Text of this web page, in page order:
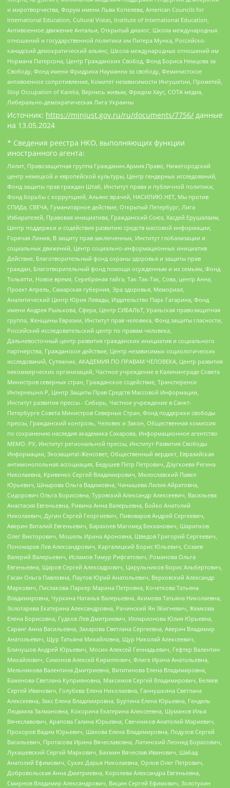
и миротворчества, Форум имени Льва Копелева, American Councils for
International Education, Cultural Vistas, Institute of International Education,
Антивоенное движение Антальи, Открытый диалог, Школа международных
отношений и государственной политики им Питера Мунка, Российско-
канадский демократический альянс, Школа международных отношений им
Нормана Патерсона, Центр Гражданских Свобод, Фонд Бориса Немцова за
Свободу, Фонд имени Фридриха Науманна за свободу, Феминистское
антивоенное сопротивление, Комитет независимости Ингушетии, Прометей,
Stop Occupation of Karelia, Вернись живым, Фридом Хаус, СОТА медиа,
Либерально-демократическая Лига Украины
Источник: https://minjust.gov.ru/ru/documents/7756/ данные
на 13.05.2024
* Сведения реестра НКО, выполняющих функции
иностранного агента:
Лилит, Правозащитная группа Гражданин.Армия.Право, Нижегородский
центр немецкой и европейской культуры, Центр гендерных исследований,
Фонд защиты прав граждан Штаб, Институт права и публичной политики,
Фонд борьбы с коррупцией, Альянс врачей, НАСИЛИЮ.НЕТ, Мы против
СПИДа, СВЕЧА, Гуманитарное действие, Открытый Петербург, Лига
Избирателей, Правовая инициатива, Гражданский Союз, Хасдей Ерушалаим,
Центр поддержки и содействия развитию средств массовой информации,
Горячая Линия, В защиту прав заключенных, Институт глобализации и
социальных движений, Центр социально-информационных инициатив
Действие, Благотворительный фонд охраны здоровья и защиты прав
граждан, Благотворительный фонд помощи осужденным и их семьям, Фонд
Тольятти, Новое время, Серебряная тайга, Так-Так-Так, Сова, центр Анна,
Проект Апрель, Самарская губерния, Эра здоровья, Мемориал,
Аналитический Центр Юрия Левады, Издательство Парк Гагарина, Фонд
имени Андрея Рылькова, Сфера, Центр СИБАЛЬТ, Уральская правозащитная
группа, Женщины Евразии, Институт прав человека, Фонд защиты гласности,
Российский исследовательский центр по правам человека,
Дальневосточный центр развития гражданских инициатив и социального
партнерства, Гражданское действие, Центр независимых социологических
исследований, Сутяжник, АКАДЕМИЯ ПО ПРАВАМ ЧЕЛОВЕКА, Центр развития
некоммерческих организаций, Частное учреждение в Калининграде Совета
Министров северных стран, Гражданское содействие, Трансперенси
Интернешнл-Р, Центр Защиты Прав Средств Массовой Информации,
Институт развития прессы - Сибирь, Частное учреждение в Санкт-
Петербурге Совета Министров Северных Стран, Фонд поддержки свободы
прессы, Гражданский контроль, Человек и Закон, Общественная комиссия
по сохранению наследия академика Сахарова, Информационное агентство
МЕМО. РУ, Институт региональной прессы, Институт Развития Свободы
Информации, Экозащита!-Женсовет, Общественный вердикт, Евразийская
антимонопольная ассоциация, Бедушев Петр Петрович, Дзугкоева Регина
Николаевна, Кривенко Сергей Владимирович, Милославский Павел
Юрьевич, Шнырова Ольга Вадимовна, Чанышева Лилия Айратовна,
Сидорович Ольга Борисовна, Туровский Александр Алексеевич, Васильева
Анастасия Евгеньевна, Ривина Анна Валерьевна, Бойко Анатолий
Николаевич, Дугин Сергей Георгиевич, Пивоваров Андрей Сергеевич,
Аверин Виталий Евгеньевич, Барахоев Магомед Бекханович, Шарипков
Олег Викторович, Мошель Ирина Ароновна, Шведов Григорий Сергеевич,
Пономарев Лев Александрович, Каргалицкий Борис Юльевич, Созаев
Валерий Валерьевич, Исламов Тимур Рифгатович, Романова Ольга
Евгеньевна, Щаров Сергей Алексадрович, Цирульников Борис Альбертович,
Гасан Ольга Павловна, Паутов Юрий Анатольевич, Верховский Александр
Маркович, Пислакова-Паркер Марина Петровна, Кочеткова Татьяна
Владимировна, Чуркина Наталья Валерьевна, Акимова Татьяна Николаевна,
Золотарева Екатерина Александровна, Рачинский Ян Збигневич, Жемкова
Елена Борисовна, Гудков Лев Дмитриевич, Илларионова Юлия Юрьевна,
Саранг Анна Васильевна, Захарова Светлана Сергеевна, Аверин Владимир
Анатольевич, Щур Татьяна Михайловна, Щур Николай Алексеевич,
Блинушов Андрей Юрьевич, Мосин Алексей Геннадьевич, Гефтер Валентин
Михайлович, Симонов Алексей Кириллович, Флиге Ирина Анатольевна,
Мельникова Валентина Дмитриевна, Вититинова Елена Владимировна,
Баженова Светлана Куприяновна, Максимов Сергей Владимирович, Беляев
Сергей Иванович, Голубева Елена Николаевна, Ганнушкина Светлана
Алексеевна, Закс Елена Владимировна, Буртина Елена Юрьевна, Гендель
Людмила Залмановна, Кокорина Екатерина Алексеевна, Шуманов Илья
Вячеславович, Арапова Галина Юрьевна, Свечников Анатолий Мариевич,
Прохоров Вадим Юрьевич, Шахова Елена Владимировна, Подузов Сергей
Васильевич, Протасова Ирина Вячеславовна, Литинский Леонид Борисович,
Лукашевский Сергей Маркович, Бахмин Вячеслав Иванович, Шабад
Анатолий Ефимович, Сухих Дарья Николаевна, Орлов Олег Петрович,
Добровольская Анна Дмитриевна, Королева Александра Евгеньевна,
Смирнов Владимир Александрович, Вицин Сергей Ефимович, Золотухин